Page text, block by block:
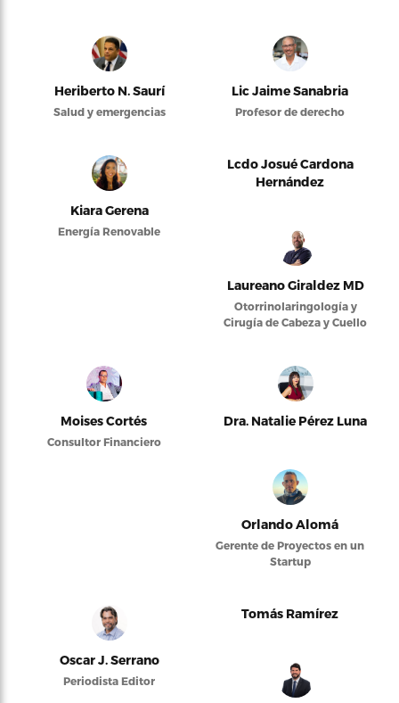
Heriberto N. Saurí
Salud y emergencias
Lic Jaime Sanabria
Profesor de derecho
Kiara Gerena
Energía Renovable
Lcdo Josué Cardona
Hernández
Laureano Giraldez MD
Otorrinolaringología y
Cirugía de Cabeza y Cuello
Moises Cortés
Consultor Financiero
Dra. Natalie Pérez Luna
Orlando Alomá
Gerente de Proyectos en un
Startup
Oscar J. Serrano
Periodista Editor
Tomás Ramírez